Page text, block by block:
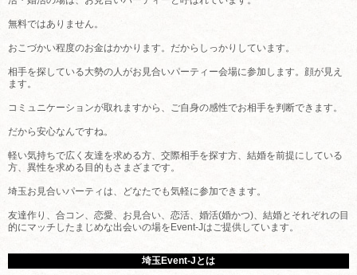
無料ではありません。
おこづかい程度のお金はかかります。だからしっかりしています。
相手を探している大勢の人がお見合いパーティー会場に参加します。顔が見え
ます。
コミュニケーションが取れますから、ご自身の感性でお相手を判断できます。
だから安心なんですね。
軽い気持ちで広く友達を求める方、交際相手を探す方、結婚を前提にしている
方、異性を求める目的もさまざまです。
埼玉お見合いパーティは、どなたでも気軽に参加できます。
友達作り、合コン、恋愛、お見合い、恋活、婚活(婚かつ)、結婚とそれぞれの目
的にマッチしたまじめな出会いの場をEvent-Jはご提供しています。
埼玉Event-Jとは